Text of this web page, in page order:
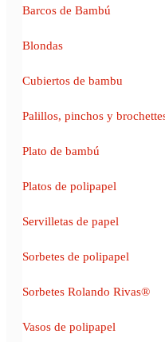
Barcos de Bambú
Blondas
Cubiertos de bambu
Palillos, pinchos y
Plato de bambú
Platos de polipapel
Servilletas de papel
Sorbetes de polipapel
Sorbetes Rolando Rivas®
Vasos de polipapel